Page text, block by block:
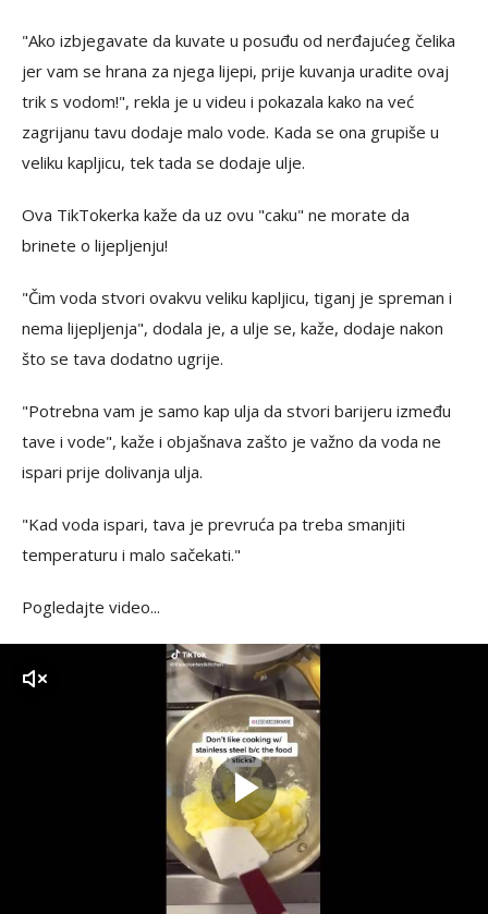
"Ako izbjegavate da kuvate u posuđu od nerđajućeg čelika
jer vam se hrana za njega lijepi, prije kuvanja uradite ovaj
trik s vodom!", rekla je u videu i pokazala kako na već
zagrijanu tavu dodaje malo vode. Kada se ona grupiše u
veliku kapljicu, tek tada se dodaje ulje.
Ova TikTokerka kaže da uz ovu "caku" ne morate da
brinete o lijepljenju!
"Čim voda stvori ovakvu veliku kapljicu, tiganj je spreman i
nema lijepljenja", dodala je, a ulje se, kaže, dodaje nakon
što se tava dodatno ugrije.
"Potrebna vam je samo kap ulja da stvori barijeru između
tave i vode", kaže i objašnava zašto je važno da voda ne
ispari prije dolivanja ulja.
"Kad voda ispari, tava je prevruća pa treba smanjiti
temperaturu i malo sačekati."
Pogledajte video...